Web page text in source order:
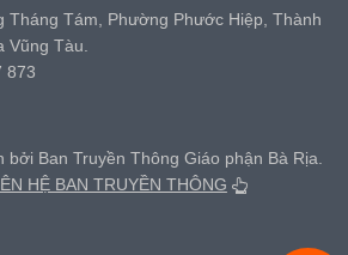
Tháng Tám, Phường Phước Hiệp, Thành
Vũng Tàu.
873
Ban Truyền Thông Giáo phận Bà Rịa.
HỆ BAN TRUYỀN THÔNG